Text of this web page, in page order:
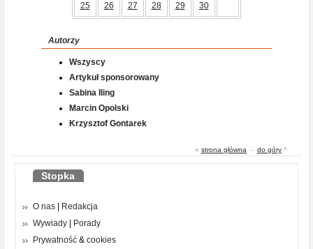
25 26 27 28 29 30
Autorzy
Wszyscy
Artykuł sponsorowany
Sabina Iling
Marcin Opolski
Krzysztof Gontarek
« strona główna - do góry ^
Stopka
O nas
Redakcja
Wywiady
Porady
Prywatność & cookies